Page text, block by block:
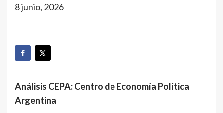
8 junio, 2026
Análisis CEPA:Centro de Economía Política
Argentina